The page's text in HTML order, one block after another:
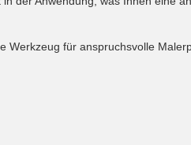
Werkzeug für anspruchsvolle